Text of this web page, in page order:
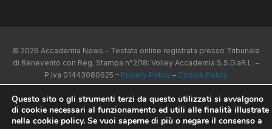
© 2026 Accademia News - Testata online registrata presso Tribunale
di Benevento con Reg. Stampa n°2/18: Volley Accademia S.S.D.aR.L. –
P.Iva 01443080625 – Privacy Policy – Cookie Policy
Questo sito o gli strumenti terzi da questo utilizzati si avvalgono
di cookie necessari al funzionamento ed utili alle finalità illustrate
nella cookie policy. Se vuoi saperne di più o negare il consenso a